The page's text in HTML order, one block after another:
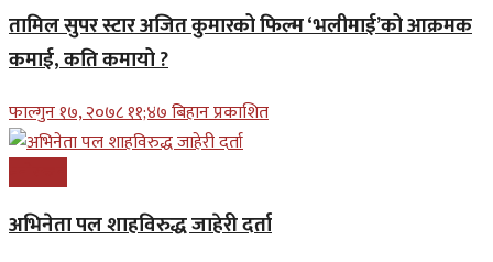
तामिल सुपर स्टार अजित कुमारको फिल्म ‘भलीमाई’को आक्रमक
कमाई, कति कमायो ?
फाल्गुन १७, २०७८ ११;४७ बिहान प्रकाशित
अभिनेता पल शाहविरुद्ध जाहेरी दर्ता